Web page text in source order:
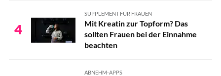
4
SUPPLEMENT FÜR FRAUEN
Mit Kreatin zur Topform? Das
sollten Frauen bei der Einnahme
beachten
ABNEHM-APPS